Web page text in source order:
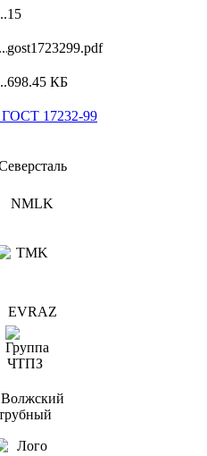
15
gost1723299.pdf
698.45 КБ
17232-99